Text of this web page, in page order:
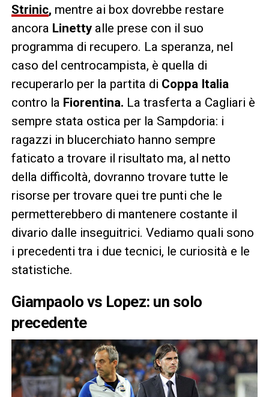
Strinic, mentre ai box dovrebbe restare
ancora Linettyalle prese con il suo
programma di recupero. La speranza, nel
caso del centrocampista, è quella di
recuperarlo per la partita di Coppa Italia
contro la Fiorentina. La trasferta a Cagliari è
sempre stata ostica per la Sampdoria: i
ragazzi in blucerchiato hanno sempre
faticato a trovare il risultato ma, al netto
della difficoltà, dovranno trovare tutte le
risorse per trovare quei tre punti che le
permetterebbero di mantenere costante il
divario dalle inseguitrici. Vediamo quali sono
i precedenti tra i due tecnici, le curiosità e le
statistiche.
Giampaolo vs Lopez: un solo
precedente